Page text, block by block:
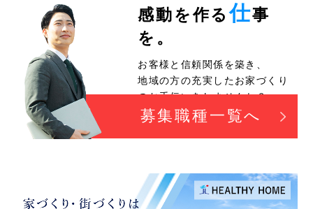
感動を作る仕事
を。
お客様と信頼関係を築き、
地域の方の充実したお家づくり
のお手伝いをしませんか？
募集職種一覧へ